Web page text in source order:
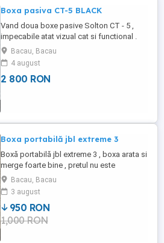
Boxa pasiva CT-5 BLACK
Vand doua boxe pasive Solton CT - 5 ,
impecabile atat vizual cat si functional .
Echipat cu 4 buc. difuzoare de 5 inchi, cu
funcție de matrice și 1 buc. Ribbon Driver.
Putere RMS 320 Watt Putere maximă 640
Watt Impedanță 4 SPL 95 126 dB max.
Bacau, Bacau
4 august
2 800 RON
Boxa portabilă jbl extreme 3
Boxă portabilă jbl extreme 3 , boxa arata si
merge foarte bine , pretul nu este
negociabil , nu accept schimburi, nu
deranjați inutil. Pentru detalii sunați la nr de
tel
Bacau, Bacau
3 august
950 RON
1,000 RON